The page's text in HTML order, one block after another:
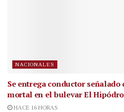
NACIONALES
Se entrega conductor señalado
mortal en el bulevar El
HACE 16 HORAS